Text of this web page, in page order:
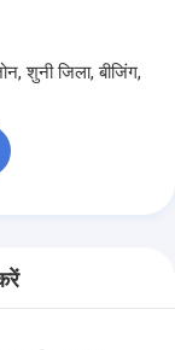
शुनी जिला, बीजिंग,